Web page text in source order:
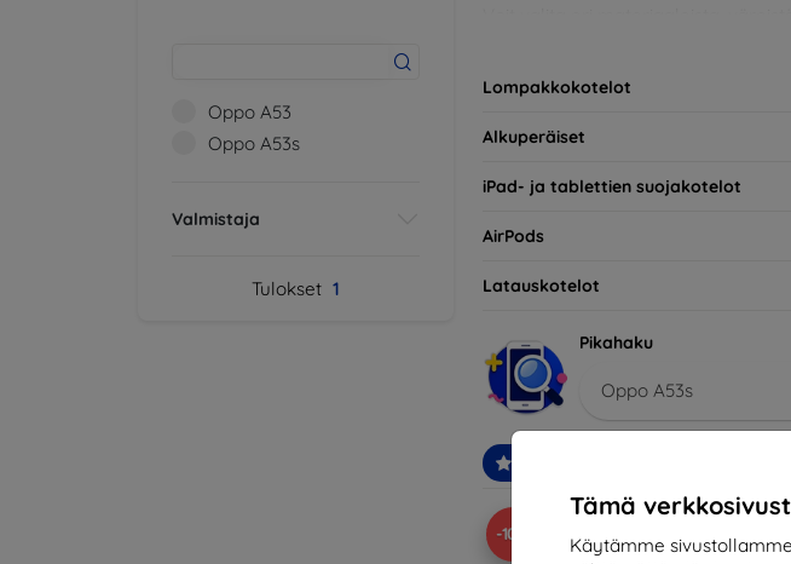
Tämä
Käytämme
Oppo A53
Oppo A53s
Valmistaja
Tulokset 1
ole vain käytännöllisiä vaan myös
tai niille, jotka haluavat vain
Lompakkokotelot
Alkuperäiset
iPad- ja tablettien suojakotelot
AirPods
Latauskotelot
Pikahaku
Oppo A53s
-10%